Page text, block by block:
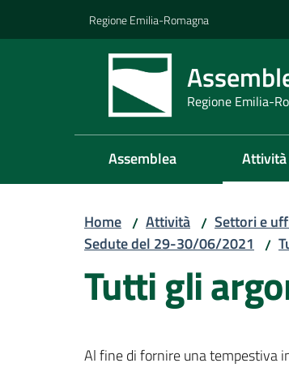
Regione Emilia-Romagna
Regione Emilia-
Assemblea Attività
Home / Attività / Settori e
Sedute del 29-30/06/2021 /
Tutti gli
Al fine di fornire una tempestiva